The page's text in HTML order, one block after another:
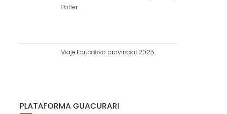
Potter
Viaje Educativo provincial 2025
PLATAFORMA GUACURARI